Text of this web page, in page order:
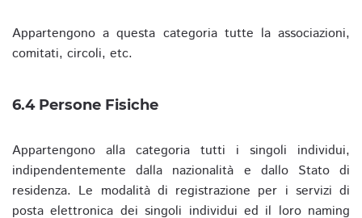
Appartengono a questa categoria tutte la associazioni,
comitati, circoli, etc.
6.4 Persone Fisiche
Appartengono alla categoria tutti i singoli individui,
indipendentemente dalla nazionalità e dallo Stato di
residenza. Le modalità di registrazione per i servizi di
posta elettronica dei singoli individui ed il loro naming